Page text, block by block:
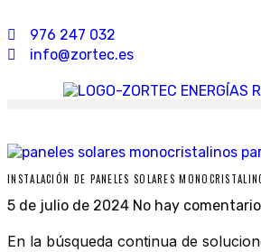
976 247 032
info@zortec.es
INSTALACIÓN DE PANELES SOLARES
5 de julio de 2024 No hay
En la búsqueda continua de